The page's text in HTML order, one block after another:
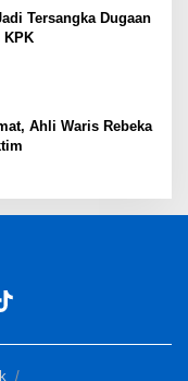
Tersangka Dugaan
KPK
Ahli Waris Rebeka